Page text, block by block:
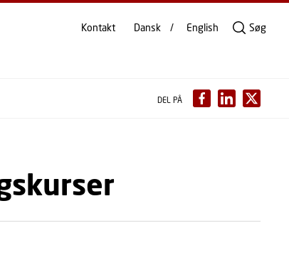
Kontakt Dansk English Søg
DEL PÅ